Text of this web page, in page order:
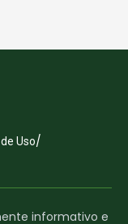
Uso/
informativo e